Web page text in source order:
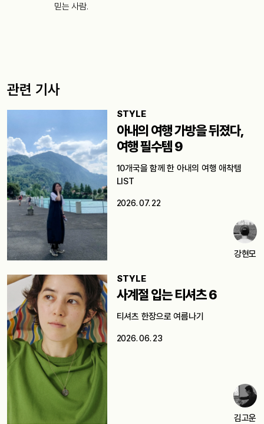
믿는 사람.
관련 기사
STYLE
아내의 여행 가방을 뒤졌다,
여행 필수템 9
10개국을 함께 한 아내의 여행 애착템
LIST
2026. 07. 22
강현모
STYLE
사계절 입는 티셔츠 6
티셔츠 한장으로 여름나기
2026. 06. 23
김고운